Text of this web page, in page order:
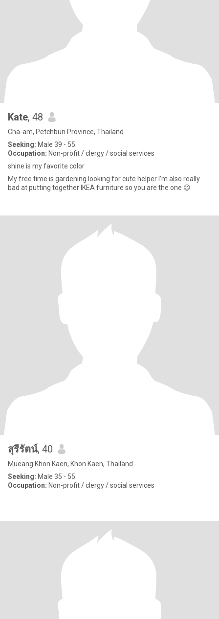
Kate, 48
Cha-am, Petchburi Province, Thailand
Seeking: Male 39 - 55
Occupation: Non-profit / clergy / social services
shine is my favorite color
My free time is gardening looking for cute helper I’m also really
bad at putting together IKEA furniture so you are the one 😉
สุรีรัตน์, 40
Mueang Khon Kaen, Khon Kaen, Thailand
Seeking: Male 35 - 55
Occupation: Non-profit / clergy / social services